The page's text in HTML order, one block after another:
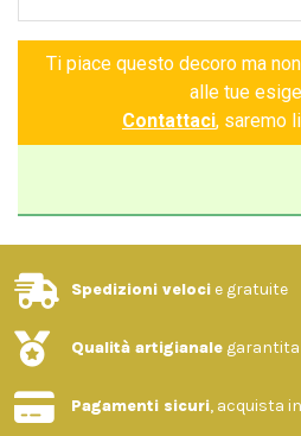
Ti piace questo decoro ma
alle tue
Contattaci, saremo
Spedizioni veloci e gratuite
Qualità artigianale garantita
Pagamenti sicuri, acquista